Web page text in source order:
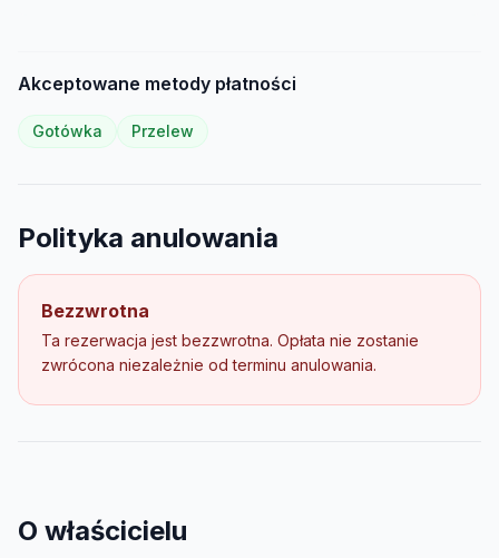
Akceptowane metody płatności
Gotówka Przelew
Polityka anulowania
Bezzwrotna
Ta rezerwacja jest bezzwrotna. Opłata nie zostanie
zwrócona niezależnie od terminu anulowania.
O właścicielu